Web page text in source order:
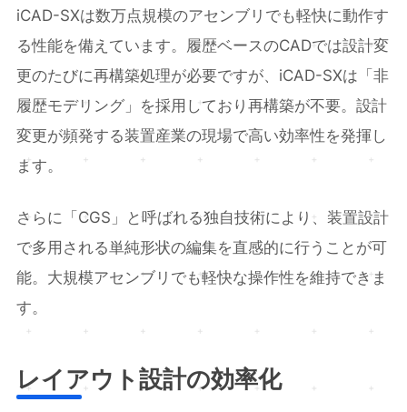
iCAD-SXは数万点規模のアセンブリでも軽快に動作す
る性能を備えています。履歴ベースのCADでは設計変
更のたびに再構築処理が必要ですが、iCAD-SXは「非
履歴モデリング」を採用しており再構築が不要。設計
変更が頻発する装置産業の現場で高い効率性を発揮し
ます。
さらに「CGS」と呼ばれる独自技術により、装置設計
で多用される単純形状の編集を直感的に行うことが可
能。大規模アセンブリでも軽快な操作性を維持できま
す。
レイアウト設計の効率化